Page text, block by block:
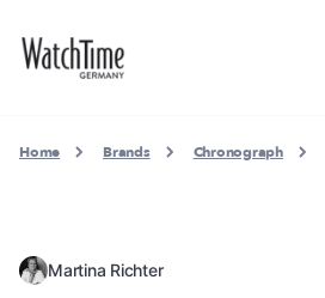
Home Brands Chronograph
Martina Richter